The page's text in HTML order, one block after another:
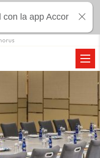
con la app Accor